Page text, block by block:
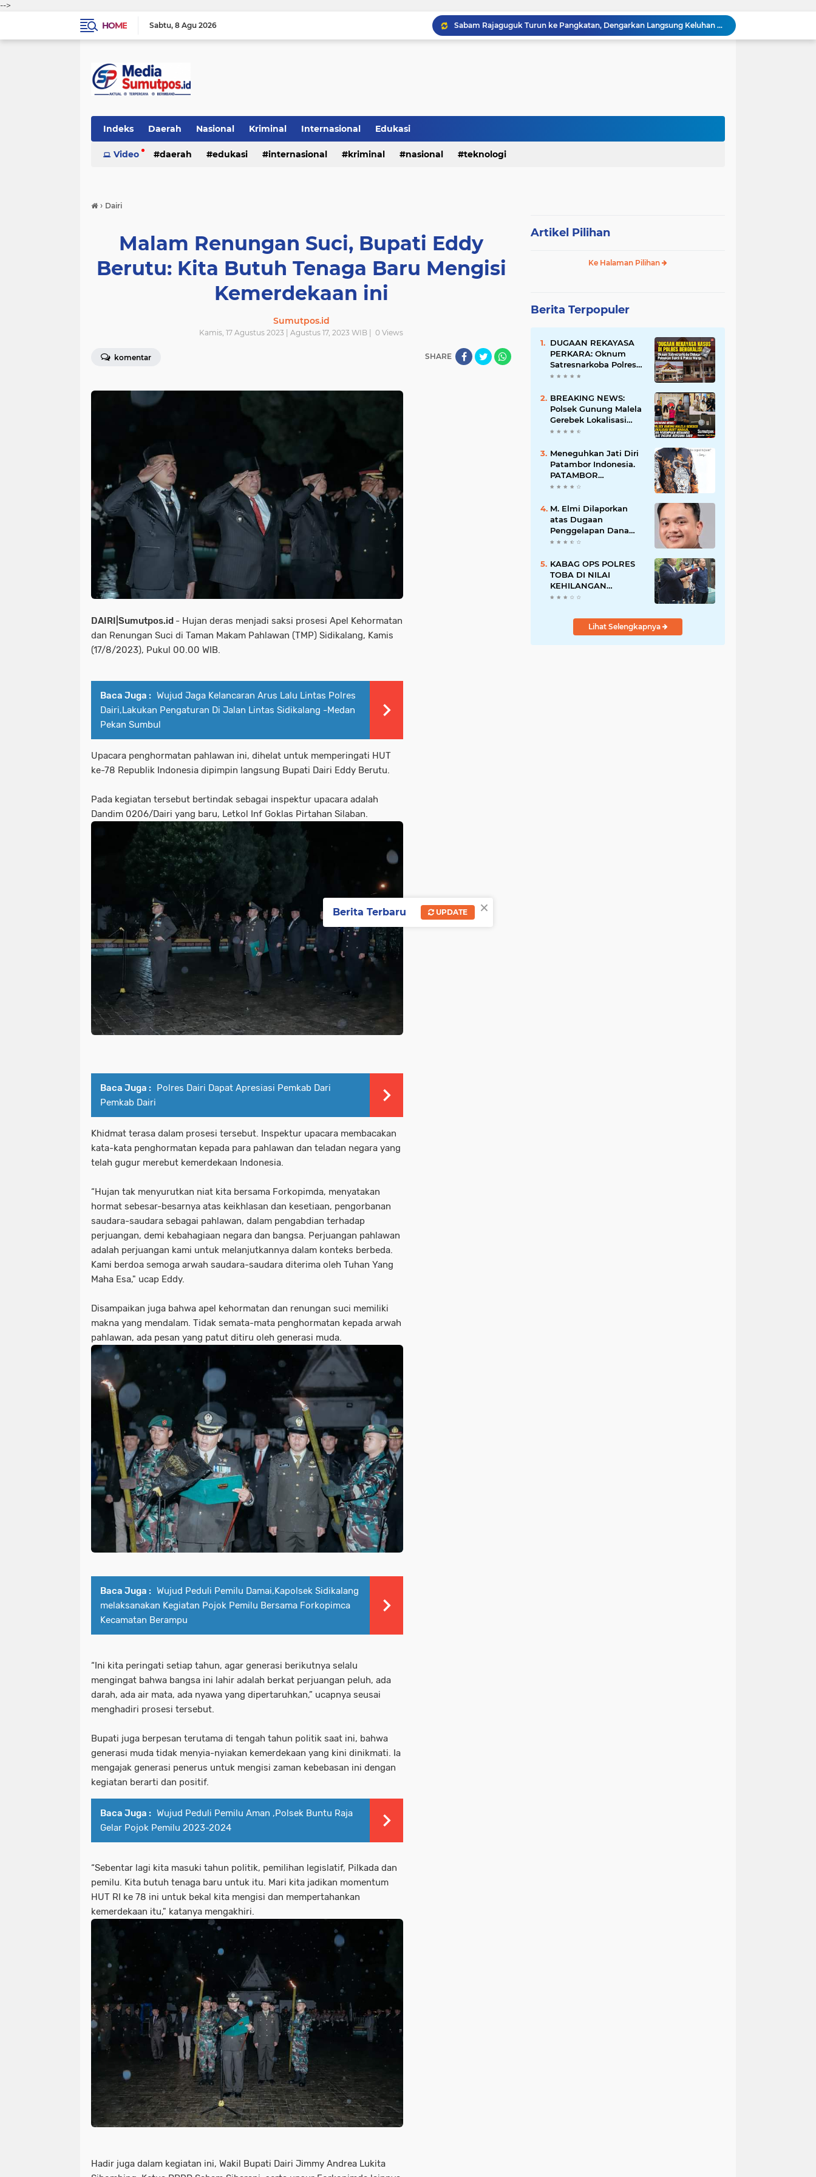
-->
HOME
Sabtu 8 Agu 2026
Sabam Rajaguguk Turun ke Pangkatan, Dengarkan Langsung Keluhan dan Harapan Warga
Dengar Langsung Jeritan Pedagang, Sabam Rajaguguk Turun ke Pasar Gelugur Rantauprapat
MEMBACA SUMATERA Balige Writers Festival 2026 Sukses Digelar. Tiga Hari Merawat Literasi, Budaya, dan Masa Depan Danau Toba
Indeks Daerah Nasional Kriminal Internasional Edukasi
Video daerah edukasi internasional kriminal nasional teknologi
› Dairi
Malam Renungan Suci, Bupati Eddy
Berutu: Kita Butuh Tenaga Baru Mengisi
Kemerdekaan ini
Sumutpos.id
Kamis, 17 Agustus 2023 | Agustus 17, 2023 WIB | 0 Views
komentar SHARE
DAIRI|Sumutpos.id - Hujan deras menjadi saksi prosesi Apel Kehormatan
dan Renungan Suci di Taman Makam Pahlawan (TMP) Sidikalang, Kamis
(17/8/2023), Pukul 00.00 WIB.
Baca Juga : Wujud Jaga Kelancaran Arus Lalu Lintas Polres
Dairi,Lakukan Pengaturan Di Jalan Lintas Sidikalang -Medan
Pekan Sumbul
Upacara penghormatan pahlawan ini, dihelat untuk memperingati HUT
ke-78 Republik Indonesia dipimpin langsung Bupati Dairi Eddy Berutu.
Pada kegiatan tersebut bertindak sebagai inspektur upacara adalah
Dandim 0206/Dairi yang baru, Letkol Inf Goklas Pirtahan Silaban.
Baca Juga : Polres Dairi Dapat Apresiasi Pemkab Dari
Pemkab Dairi
Khidmat terasa dalam prosesi tersebut. Inspektur upacara membacakan
kata-kata penghormatan kepada para pahlawan dan teladan negara yang
telah gugur merebut kemerdekaan Indonesia.
“Hujan tak menyurutkan niat kita bersama Forkopimda, menyatakan
hormat sebesar-besarnya atas keikhlasan dan kesetiaan, pengorbanan
saudara-saudara sebagai pahlawan, dalam pengabdian terhadap
perjuangan, demi kebahagiaan negara dan bangsa. Perjuangan pahlawan
adalah perjuangan kami untuk melanjutkannya dalam konteks berbeda.
Kami berdoa semoga arwah saudara-saudara diterima oleh Tuhan Yang
Maha Esa," ucap Eddy.
Disampaikan juga bahwa apel kehormatan dan renungan suci memiliki
makna yang mendalam. Tidak semata-mata penghormatan kepada arwah
pahlawan, ada pesan yang patut ditiru oleh generasi muda.
Baca Juga : Wujud Peduli Pemilu Damai,Kapolsek Sidikalang
melaksanakan Kegiatan Pojok Pemilu Bersama Forkopimca
Kecamatan Berampu
“Ini kita peringati setiap tahun, agar generasi berikutnya selalu
mengingat bahwa bangsa ini lahir adalah berkat perjuangan peluh, ada
darah, ada air mata, ada nyawa yang dipertaruhkan,” ucapnya seusai
menghadiri prosesi tersebut.
Bupati juga berpesan terutama di tengah tahun politik saat ini, bahwa
generasi muda tidak menyia-nyiakan kemerdekaan yang kini dinikmati. Ia
mengajak generasi penerus untuk mengisi zaman kebebasan ini dengan
kegiatan berarti dan positif.
Baca Juga : Wujud Peduli Pemilu Aman ,Polsek Buntu Raja
Gelar Pojok Pemilu 2023-2024
“Sebentar lagi kita masuki tahun politik, pemilihan legislatif, Pilkada dan
pemilu. Kita butuh tenaga baru untuk itu. Mari kita jadikan momentum
HUT RI ke 78 ini untuk bekal kita mengisi dan mempertahankan
kemerdekaan itu," katanya mengakhiri.
Hadir juga dalam kegiatan ini, Wakil Bupati Dairi Jimmy Andrea Lukita
Artikel Pilihan
Ke Halaman Pilihan
Berita Terpopuler
DUGAAN REKAYASA
PERKARA: Oknum
Satresnarkoba Polres
Bengkalis Diduga
Hingga Paksa Warga
Hadir di TKP
BREAKING NEWS:
Polsek Gunung Malela
Gerebek Lokalisasi
Bukit Maraja, Dua
Saat Diciduk Bersama
Sabu
Meneguhkan Jati Diri
Patambor Indonesia.
PATAMBOR
INDONESIA Akan
Jakarta.
M. Elmi Dilaporkan
atas Dugaan
Penggelapan Dana
Pensiunan Guru dan
Pastikan Proses
Hukum Berjalan
KABAG OPS POLRES
TOBA DI NILAI
KEHILANGAN
INDEPENDENSI.
PENEMBOKAN TANAH
DI LAGUBOTI DAPAT
Lihat Selengkapnya
×
Berita Terbaru UPDATE